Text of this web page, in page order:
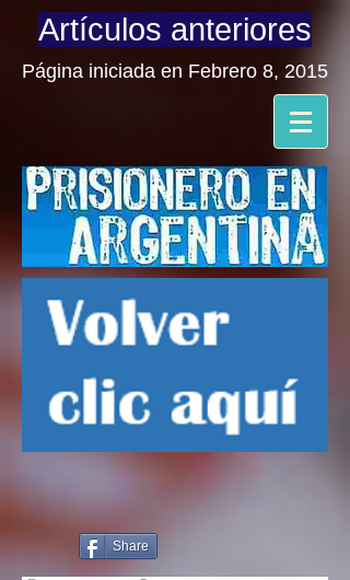
Artículos anteriores
Página iniciada en Febrero 8, 2015
Share